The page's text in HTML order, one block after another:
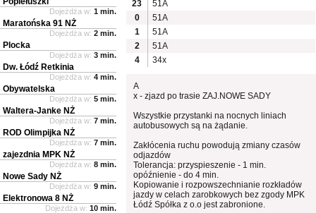
23
51A
0
51A
1
51A
2
51A
4
34x
A
x - zjazd po trasie ZAJ.NOWE SADY
Wszystkie przystanki na nocnych liniach
autobusowych są na żądanie.
Zakłócenia ruchu powodują zmiany czasów
odjazdów
Tolerancja: przyspieszenie - 1 min.
opóźnienie - do 4 min.
Kopiowanie i rozpowszechnianie rozkładów
jazdy w celach zarobkowych bez zgody MPK
Łódź Spółka z o.o jest zabronione.
Dojeżdża w: 1 min.
Maratońska 91 NŻ
Dojeżdża w: 2 min.
Plocka
Dojeżdża w: 3 min.
Dw. Łódź Retkinia
Dojeżdża w: 4 min.
Obywatelska
Dojeżdża w: 5 min.
Waltera-Janke NŻ
Dojeżdża w: 7 min.
ROD Olimpijka NŻ
Dojeżdża w: 7 min.
zajezdnia MPK NŻ
Dojeżdża w: 8 min.
Nowe Sady NŻ
Dojeżdża w: 9 min.
Elektronowa 8 NŻ
Dojeżdża w: 10 min.